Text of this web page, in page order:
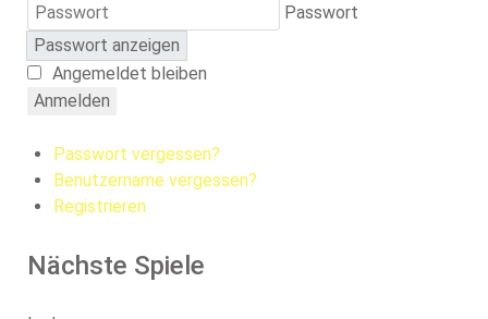
Passwort
Passwort anzeigen
Angemeldet bleiben
Anmelden
Passwort vergessen?
Benutzername vergessen?
Registrieren
Nächste Spiele